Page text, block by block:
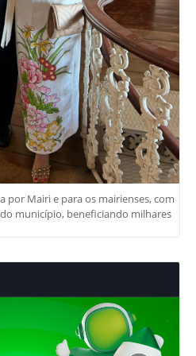
por Mairi e para os mairienses, com
município, beneficiando milhares